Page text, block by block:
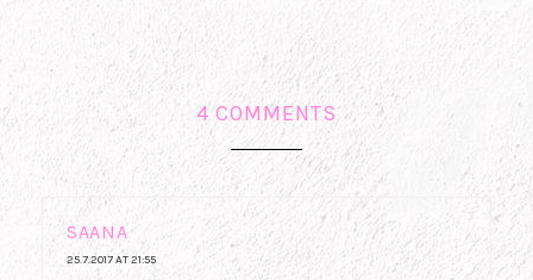
4 COMMENTS
SAANA
25.7.2017 AT 21:55